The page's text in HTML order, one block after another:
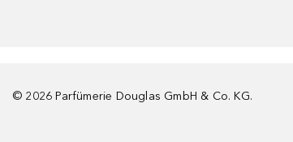
© 2026 Parfümerie Douglas GmbH & Co. KG.